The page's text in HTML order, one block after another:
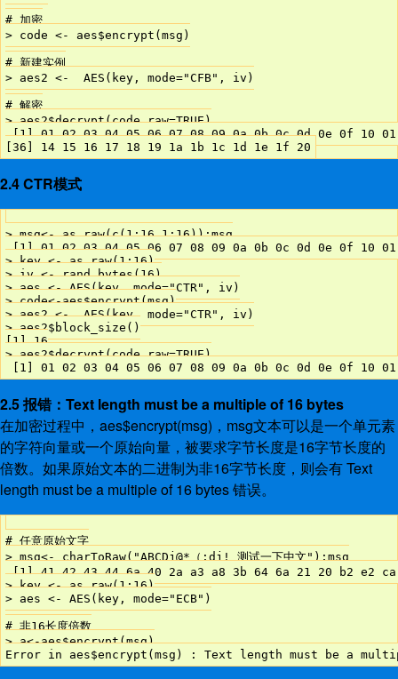
# 加密
> code <- aes$encrypt(msg)
# 新建实例
> aes2 <-  AES(key, mode="CFB", iv)
# 解密
> aes2$decrypt(code,raw=TRUE)
[1] 01 02 03 04 05 06 07 08 09 0a 0b 0c 0d 0e 0f 10
2.4 CTR模式
> msg<- as.raw(c(1:16,1:16));msg
[1] 01 02 03 04 05 06 07 08 09 0a 0b 0c 0d 0e 0f 10
> key <- as.raw(1:16)
> iv <- rand_bytes(16)
> aes <- AES(key, mode="CTR", iv)
> code<-aes$encrypt(msg)
> aes2 <-  AES(key, mode="CTR", iv)
> aes2$block_size()
[1] 16
> aes2$decrypt(code,raw=TRUE)
2.5 报错：Text length must be a multiple of 16 bytes
在加密过程中，aes$encrypt(msg)，msg文本可以是一个单元素
的字符向量或一个原始向量，被要求字节长度是16字节长度的
倍数。如果原始文本的二进制为非16字节长度，则会有 Text
length must be a multiple of 16 bytes 错误。
# 任意原始文字
> msg<- charToRaw("ABCDj@*（;dj! 测试一下中文");msg
[1] 41 42 43 44 6a 40 2a a3 a8 3b 64 6a 21 20 b2 e2
> key <- as.raw(1:16)
> aes <- AES(key, mode="ECB")
# 非16长度倍数
> a<-aes$encrypt(msg)